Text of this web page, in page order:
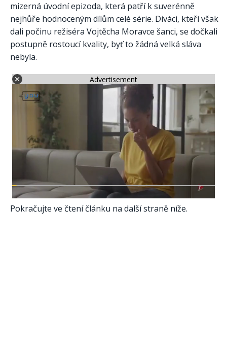
mizerná úvodní epizoda, která patří k suverénně
nejhůře hodnoceným dílům celé série. Diváci, kteří však
dali počinu režiséra Vojtěcha Moravce šanci, se dočkali
postupně rostoucí kvality, byť to žádná velká sláva
nebyla.
Advertisement
Pokračujte ve čtení článku na další straně níže.